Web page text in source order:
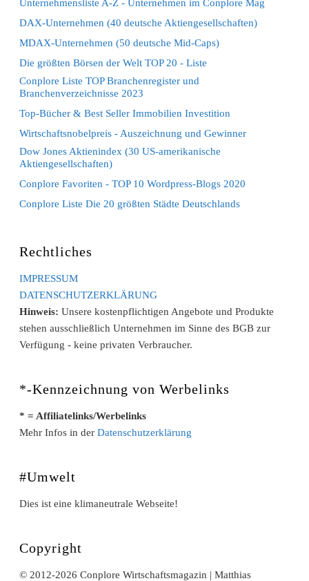
Unternehmensliste A-Z - Unternehmen im Conplore Mag
DAX-Unternehmen (40 deutsche Aktiengesellschaften)
MDAX-Unternehmen (50 deutsche Mid-Caps)
Die größten Börsen der Welt TOP 20 - Liste
Conplore Liste TOP Branchenregister und
Branchenverzeichnisse 2023
Top-Bücher & Best Seller Immobilien Investition
Wirtschaftsnobelpreis - Auszeichnung und Gewinner
Dow Jones Aktienindex (30 US-amerikanische
Aktiengesellschaften)
Conplore Favoriten - TOP 10 Wordpress-Blogs 2020
Conplore Liste Die 20 größten Städte Deutschlands
Rechtliches
IMPRESSUM
DATENSCHUTZERKLÄRUNG
Hinweis: Unsere kostenpflichtigen Angebote und Produkte
stehen ausschließlich Unternehmen im Sinne des BGB zur
Verfügung - keine privaten Verbraucher.
*-Kennzeichnung von Werbelinks
* = Affiliatelinks/Werbelinks
Mehr Infos in derDatenschutzerklärung
#Umwelt
Dies ist eine klimaneutrale Webseite!
Copyright
© 2012-2026 Conplore Wirtschaftsmagazin | Matthias